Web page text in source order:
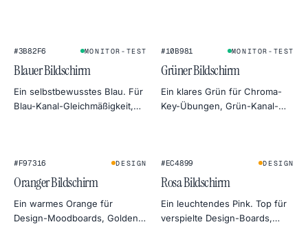
#3B82F6 MONITOR-TEST
Blauer Bildschirm
Ein selbstbewusstes Blau. Für
Blau-Kanal-Gleichmäßigkeit,
Fotografie.
#10B981 MONITOR-TEST
Grüner Bildschirm
Ein klares Grün für Chroma-
Key-Übungen, Grün-Kanal-
#F97316 DESIGN
Oranger Bildschirm
Ein warmes Orange für
Design-Moodboards, Golden-
#EC4899 DESIGN
Rosa Bildschirm
Ein leuchtendes Pink. Top für
verspielte Design-Boards,